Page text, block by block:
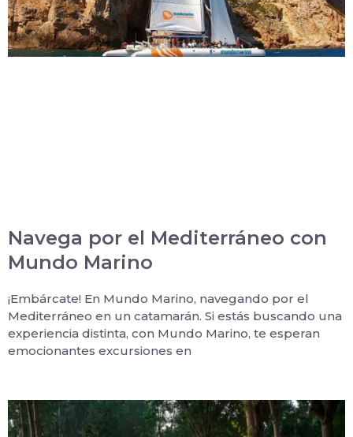
Navega por el Mediterráneo con
Mundo Marino
¡Embárcate! En Mundo Marino, navegando por el
Mediterráneo en un catamarán. Si estás buscando una
experiencia distinta, con Mundo Marino, te esperan
emocionantes excursiones en